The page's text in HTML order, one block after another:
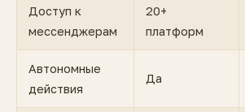
Доступ к
мессенджерам
20+
платформ
Автономные
действия
Да